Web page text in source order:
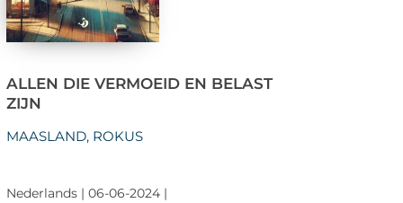
ALLEN DIE VERMOEID EN BELAST
ZIJN
MAASLAND, ROKUS
Nederlands | 06-06-2024 |